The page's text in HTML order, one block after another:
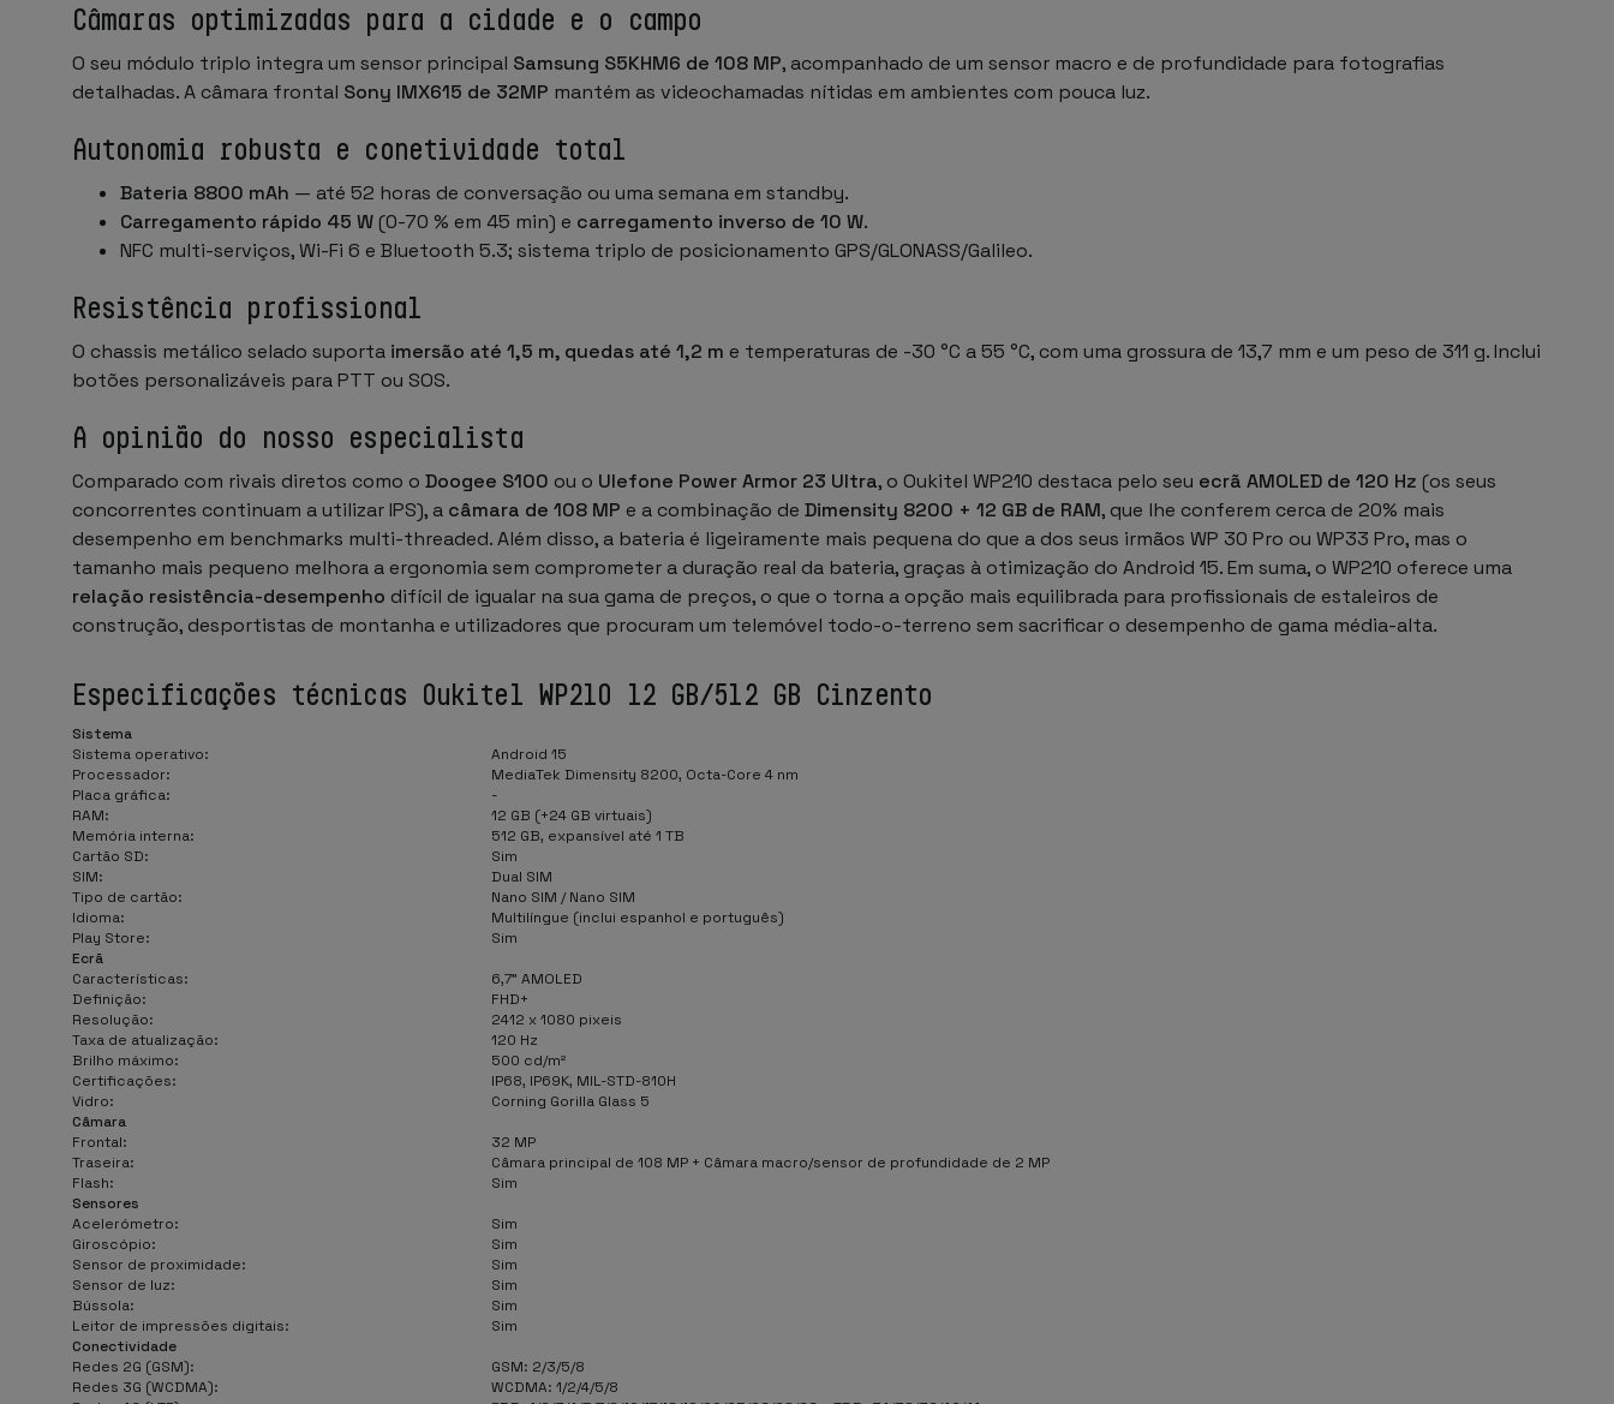
Câmaras optimizadas para a cidade e o campo
O seu módulo triplo integra um sensor principal Samsung S5KHM6 de 108 MP, acompanhado de um sensor macro e de profundidade para fotografias
detalhadas. A câmara frontal Sony IMX615 de 32MP mantém as videochamadas nítidas em ambientes com pouca luz.
Autonomia robusta e conetividade total
Bateria 8800 mAh — até 52 horas de conversação ou uma semana em standby.
Carregamento rápido 45 W(0-70 % em 45 min) e carregamento inverso de 10 W.
NFC multi-serviços, Wi-Fi 6 e Bluetooth 5.3; sistema triplo de posicionamento GPS/GLONASS/Galileo.
Resistência profissional
O chassis metálico selado suporta imersão até 1,5 m, quedas até 1,2 m e temperaturas de -30 °C a 55 °C, com uma grossura de 13,7 mm e um peso de 311 g. Inclui
botões personalizáveis para PTT ou SOS.
A opinião do nosso especialista
Comparado com rivais diretos como o Doogee S100 ou o Ulefone Power Armor 23 Ultra, o Oukitel WP210 destaca pelo seu ecrã AMOLED de 120 Hz (os seus
concorrentes continuam a utilizar IPS), a câmara de 108 MP e a combinação de Dimensity 8200 + 12 GB de RAM, que lhe conferem cerca de 20% mais
desempenho em benchmarks multi-threaded. Além disso, a bateria é ligeiramente mais pequena do que a dos seus irmãos WP 30 Pro ou WP33 Pro, mas o
tamanho mais pequeno melhora a ergonomia sem comprometer a duração real da bateria, graças à otimização do Android 15. Em suma, o WP210 oferece uma
relação resistência-desempenho difícil de igualar na sua gama de preços, o que o torna a opção mais equilibrada para profissionais de estaleiros de
construção, desportistas de montanha e utilizadores que procuram um telemóvel todo-o-terreno sem sacrificar o desempenho de gama média-alta.
Especificações técnicas Oukitel WP210 12 GB/512 GB Cinzento
Sistema
Sistema operativo:
Android 15
Processador:
MediaTek Dimensity 8200, Octa-Core 4 nm
Placa gráfica:
-
RAM:
12 GB (+24 GB virtuais)
Memória interna:
512 GB, expansível até 1 TB
Cartão SD:
Sim
SIM:
Dual SIM
Tipo de cartão:
Nano SIM / Nano SIM
Idioma:
Multilíngue (inclui espanhol e português)
Play Store:
Sim
Ecrã
Características:
6,7" AMOLED
Definição:
FHD+
Resolução:
2412 x 1080 pixeis
Taxa de atualização:
120 Hz
Brilho máximo:
500 cd/m²
Certificações:
IP68, IP69K, MIL-STD-810H
Vidro:
Corning Gorilla Glass 5
Câmara
Frontal:
32 MP
Traseira:
Câmara principal de 108 MP + Câmara macro/sensor de profundidade de 2 MP
Flash:
Sim
Sensores
Acelerómetro:
Sim
Giroscópio:
Sim
Sensor de proximidade:
Sim
Sensor de luz:
Sim
Bússola:
Sim
Leitor de impressões digitais:
Sim
Conectividade
Redes 2G (GSM):
GSM: 2/3/5/8
Redes 3G (WCDMA):
WCDMA: 1/2/4/5/8